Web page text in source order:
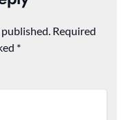
Required
*